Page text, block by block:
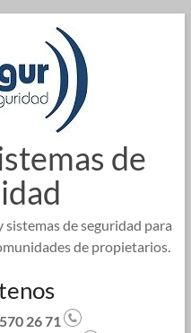
de
sistemas de seguridad para
de propietarios.
26 71